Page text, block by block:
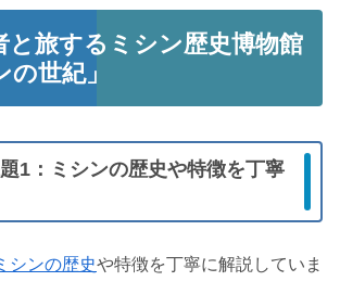
と旅するミシン歴史博物館
の世紀」
1：ミシンの歴史や特徴を丁寧
シンの歴史や特徴を丁寧に解説していま